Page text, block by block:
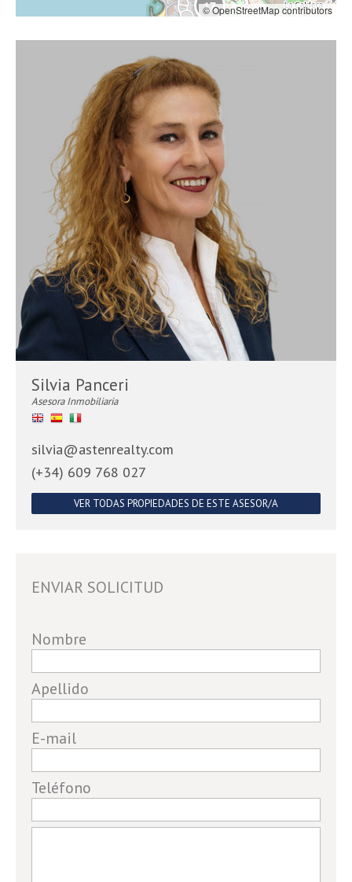
17
© OpenStreetMap contributors
ENVIAR SOLICITUD
If
are
a
human,
ignore
field
Nombre
Apellido
E-mail
Teléfono
Silvia Panceri
Asesora Inmobiliaria
silvia@astenrealty.com
(+34) 609 768 027
VER TODAS PROPIEDADES DE ESTE ASESOR/A